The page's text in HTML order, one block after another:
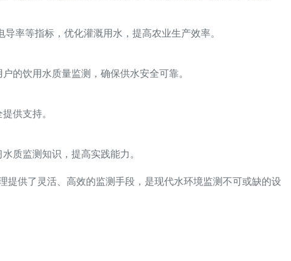
率等指标，优化灌溉用水，提高农业生产效率。
的饮用水质量监测，确保供水安全可靠。
供支持。
质监测知识，提高实践能力。
供了灵活、高效的监测手段，是现代水环境监测不可或缺的设